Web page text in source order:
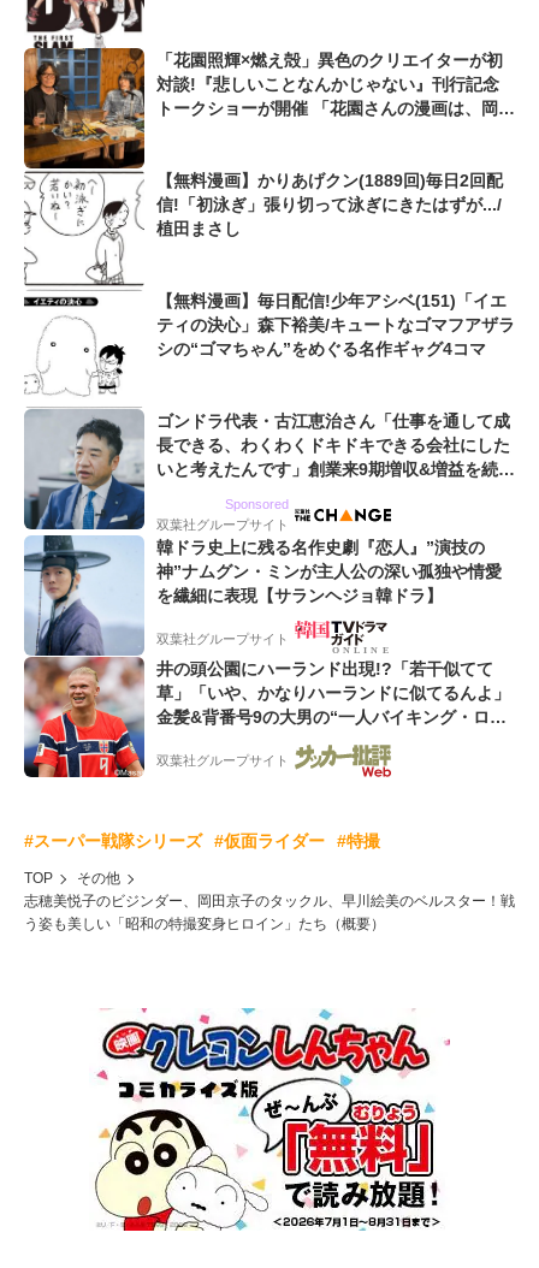
「花園照輝×燃え殻」異色のクリエイターが初
対談!『悲しいことなんかじゃない』刊行記念
トークショーが開催 「花園さんの漫画は、岡崎
【無料漫画】かりあげクン(1889回)毎日2回配
信!「初泳ぎ」張り切って泳ぎにきたはずが.../
植田まさし
【無料漫画】毎日配信!少年アシベ(151)「イエ
ティの決心」森下裕美/キュートなゴマフアザラ
シの“ゴマちゃん”をめぐる名作ギャグ4コマ
ゴンドラ代表・古江恵治さん「仕事を通して成
長できる、わくわくドキドキできる会社にした
いと考えたんです」創業来9期増収&増益を続け
Sponsored
双葉社グループサイト
韓ドラ史上に残る名作史劇『恋人』”演技の
神”ナムグン・ミンが主人公の深い孤独や情愛
を繊細に表現【サランヘジョ韓ドラ】
双葉社グループサイト
井の頭公園にハーランド出現!?「若干似てて
草」「いや、かなりハーランドに似てるんよ」
金髪&背番号9の大男の“一人バイキング・ロ
ー”映像が話題!「元気をもらった」
双葉社グループサイト
#スーパー戦隊シリーズ #仮面ライダー #特撮
TOP
その他
志穂美悦子のビジンダー、岡田京子のタックル、早川絵美のベルスター！戦
う姿も美しい「昭和の特撮変身ヒロイン」たち（概要）